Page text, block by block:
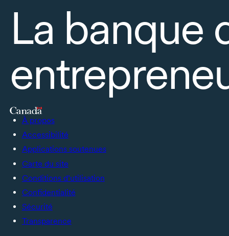
La banque
À propos
Accessibilité
Applications soutenues
Carte du site
Conditions d’utilisation
Confidentialité
Sécurité
Transparence